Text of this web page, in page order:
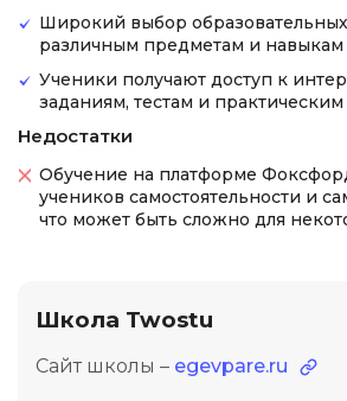
Широкий выбор
различным предметам и навыкам
Ученики получают доступ к
заданиям, тестам и
Недостатки
Обучение на платформе
учеников самостоятельности и
что может быть сложно для
Школа Twostu
Сайт школы – egevpare.ru